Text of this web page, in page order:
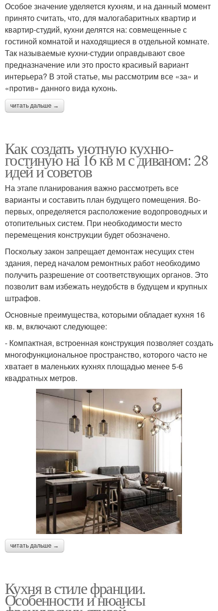
Особое значение уделяется кухням, и на данный момент
принято считать, что, для малогабаритных квартир и
квартир-студий, кухни делятся на: совмещенные с
гостиной комнатой и находящиеся в отдельной комнате.
Так называемые кухни-студии оправдывают свое
предназначение или это просто красивый вариант
интерьера? В этой статье, мы рассмотрим все «за» и
«против» данного вида кухонь.
читать дальше →
Как создать уютную кухню-
гостиную на 16 кв м с диваном: 28
идей и советов
На этапе планирования важно рассмотреть все
варианты и составить план будущего помещения. Во-
первых, определяется расположение водопроводных и
отопительных систем. При необходимости место
перемещения конструкции будет обозначено.
Поскольку закон запрещает демонтаж несущих стен
здания, перед началом ремонтных работ необходимо
получить разрешение от соответствующих органов. Это
позволит вам избежать неудобств в будущем и крупных
штрафов.
Основные преимущества, которыми обладает кухня 16
кв. м, включают следующее:
- Компактная, встроенная конструкция позволяет создать
многофункциональное пространство, которого часто не
хватает в маленьких кухнях площадью менее 5-6
квадратных метров.
читать дальше →
Кухня в стиле франции.
Особенности и нюансы